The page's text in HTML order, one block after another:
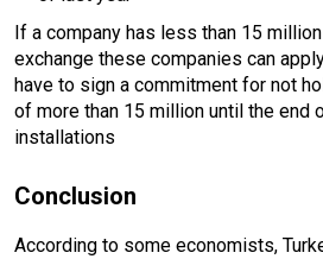
If a company has less than 15
exchange these companies can
have to sign a commitment for not
of more than 15 million until the end
installations
Conclusion
According to some economists,